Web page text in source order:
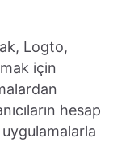
Logto,
için
hesap